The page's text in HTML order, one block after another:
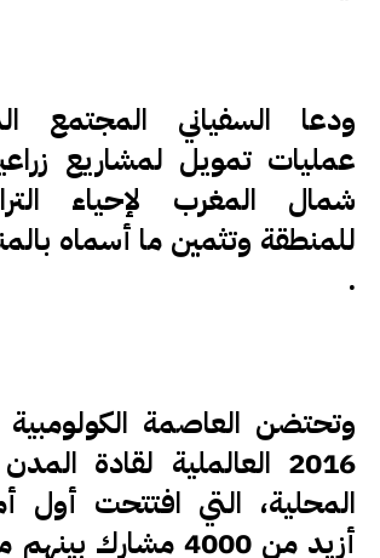
ودعا السفياني المجتمع
عمليات تمويل لمشاريع
شمال المغرب لإحياء
للمنطقة وتثمين ما أسماه
.
وتحتضن العاصمة
2016 العالملية لقادة
المحلية، التي افتتحت
أزيد من 4000 مشارك